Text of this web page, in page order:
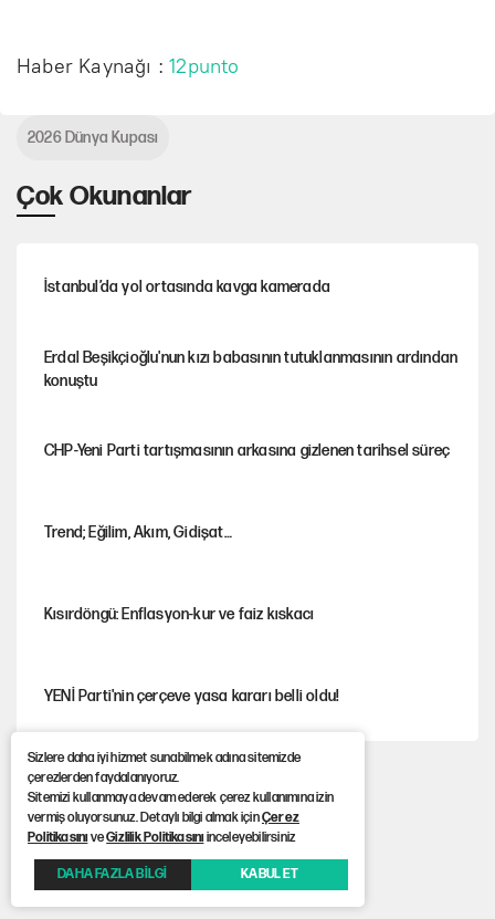
Haber Kaynağı :12punto
Çok Okunanlar
İstanbul’da yol ortasında kavga kamerada
Erdal Beşikçioğlu'nun kızı babasının tutuklanmasının ardından
konuştu
CHP-Yeni Parti tartışmasının arkasına gizlenen tarihsel süreç
Trend; Eğilim, Akım, Gidişat…
Kısırdöngü: Enflasyon-kur ve faiz kıskacı
YENİ Parti'nin çerçeve yasa kararı belli oldu!
Dört yaşındaki oğlunun katili ile 3 gün sonra nikâh masasına
oturdu
İstanbul’da sıcak hava yerini sağanağa bırakacak
2026 Dünya Kupası
Sizlere daha iyi hizmet sunabilmek adına sitemizde
çerezlerden faydalanıyoruz.
Sitemizi kullanmaya devam ederek çerez kullanımına izin
vermiş oluyorsunuz. Detaylı bilgi almak içinÇerez
PolitikasınıveGizlilik Politikasınıinceleyebilirsiniz
DAHA FAZLA BİLGİ KABUL ET